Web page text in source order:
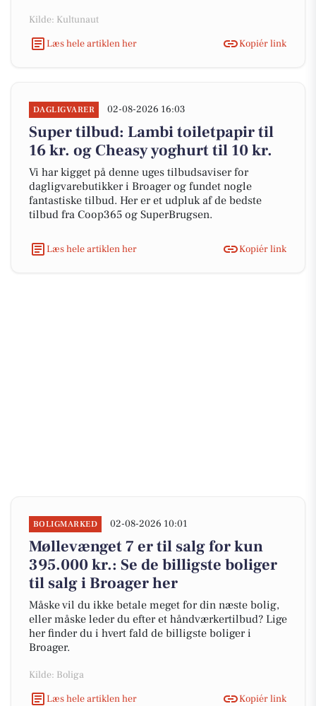
Kilde: Kultunaut
Læs hele artiklen her
Kopiér link
DAGLIGVARER 02-08-2026 16:03
Super tilbud: Lambi toiletpapir til
16 kr. og Cheasy yoghurt til 10 kr.
Vi har kigget på denne uges tilbudsaviser for
dagligvarebutikker i Broager og fundet nogle
fantastiske tilbud. Her er et udpluk af de bedste
tilbud fra Coop365 og SuperBrugsen.
Læs hele artiklen her Kopiér link
BOLIGMARKED 02-08-2026 10:01
Møllevænget 7 er til salg for kun
395.000 kr.: Se de billigste boliger
til salg i Broager her
Måske vil du ikke betale meget for din næste bolig,
eller måske leder du efter et håndværkertilbud? Lige
her finder du i hvert fald de billigste boliger i
Broager.
Kilde: Boliga
Læs hele artiklen her
Kopiér link